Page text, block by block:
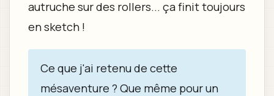
autruche sur des rollers... ça finit toujours
en sketch !
Ce que j'ai retenu de cette
mésaventure ? Que même pour un